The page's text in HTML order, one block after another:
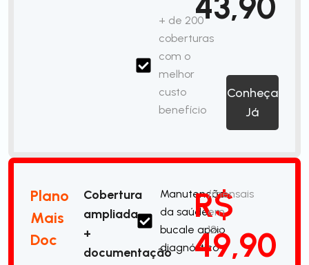
+ de 200
coberturas
com o
melhor
custo
benefício
Conheça
Já
Plano
Mais
Doc
Cobertura
ampliada
+
documentação
Manutenção
da saúde
bucale apoio
diagnóstico
R$
49,90
/mensais
em
12x